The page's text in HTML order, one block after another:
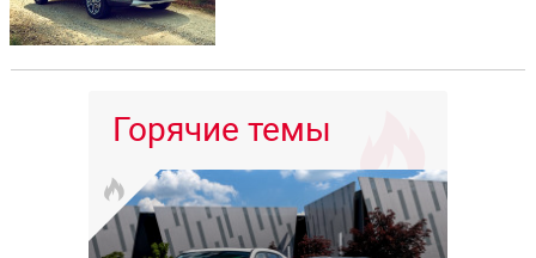
Горячие темы